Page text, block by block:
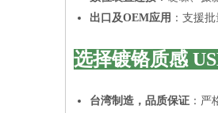
出口及OEM应用 ：支援
选择镀铬质感
台湾制造，品质保证 ：严